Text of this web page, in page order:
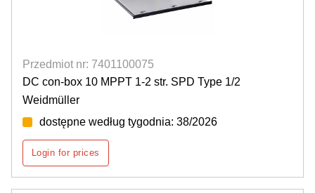
Przedmiot nr: 7401100075
DC con-box 10 MPPT 1-2 str. SPD Type 1/2
Weidmüller
dostępne według tygodnia: 38/2026
Login for prices